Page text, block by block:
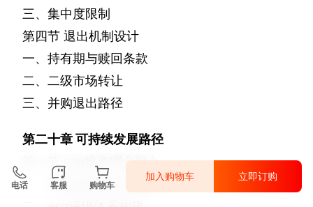
三、集中度限制
第四节 退出机制设计
一、持有期与赎回条款
二、二级市场转让
三、并购退出路径
第二十章可持续发展路径
投资理念融入
一、养老金融的社会属性
电话 客服 购物车
加入购物车 立即订购